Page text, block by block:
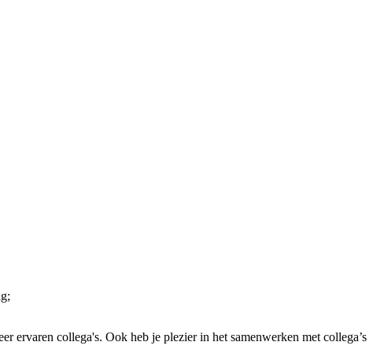
collega's. Ook heb je plezier in het samenwerken met collega’s